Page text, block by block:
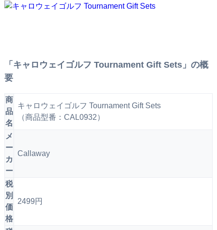
「キャロウェイゴルフ Tournament Gift Sets」の概
要
商
品
名
キャロウェイゴルフ Tournament Gift Sets
（商品型番：CAL0932）
メ
ー
カ
ー
Callaway
税
別
価
格
2499円